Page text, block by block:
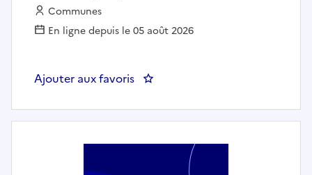
Employeur :
Communes
En ligne depuis le 05 août 2026
Ajouter aux favoris : RESPONSABLE DES